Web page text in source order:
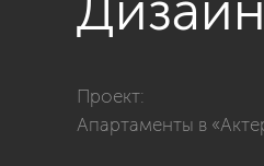
Проект:
Апартаменты в